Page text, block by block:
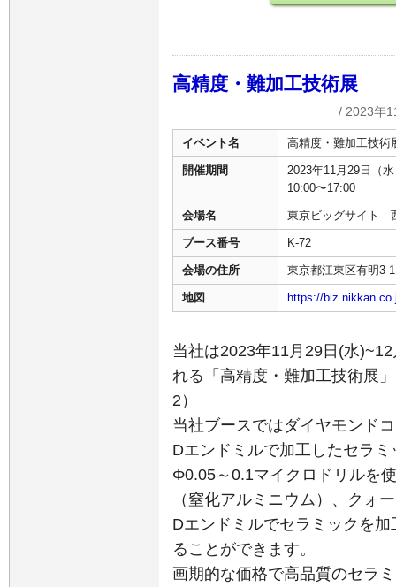
高精度・難加工技術展
/ 2023年
イベント名 高精度・難加工技術
開催期間
2023年11月29日（
10:00〜17:00
会場名 東京ビッグサイト
ブース番号 K-72
会場の住所 東京都江東区有明3-
地図 https://
当社は2023年11月29日(水
れる「高精度・難加工技術展
2）
当社ブースではダイヤモンド
Dエンドミルで加工したセラ
Φ0.05～0.1マイクロドリルを
（窒化アルミニウム）、クォ
Dエンドミルでセラミックを
ることができます。
画期的な価格で高品質のセラ